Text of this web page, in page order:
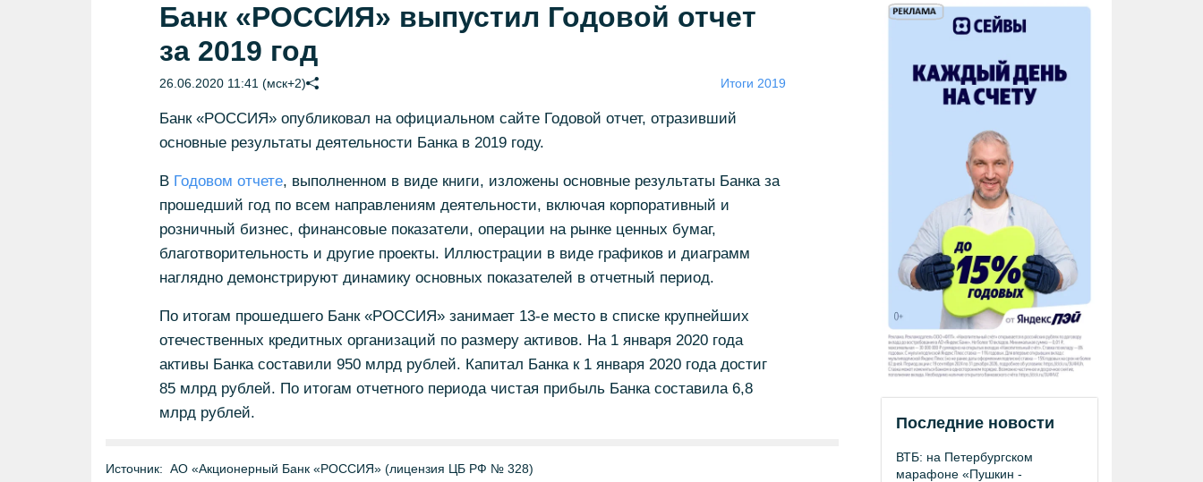
Банк «РОССИЯ» выпустил Годовой отчет
за 2019 год
26.06.2020 11:41 (мск+2) Итоги 2019
Банк «РОССИЯ» опубликовал на официальном сайте Годовой отчет, отразивший
основные результаты деятельности Банка в 2019 году.
В Годовом отчете, выполненном в виде книги, изложены основные результаты Банка за
прошедший год по всем направлениям деятельности, включая корпоративный и
розничный бизнес, финансовые показатели, операции на рынке ценных бумаг,
благотворительность и другие проекты. Иллюстрации в виде графиков и диаграмм
наглядно демонстрируют динамику основных показателей в отчетный период.
По итогам прошедшего Банк «РОССИЯ» занимает 13-е место в списке крупнейших
отечественных кредитных организаций по размеру активов. На 1 января 2020 года
активы Банка составили 950 млрд рублей. Капитал Банка к 1 января 2020 года достиг
85 млрд рублей. По итогам отчетного периода чистая прибыль Банка составила 6,8
млрд рублей.
Источник: АО «Акционерный Банк «РОССИЯ» (лицензия ЦБ РФ № 328)
Последние новости
ВТБ: на Петербургском
марафоне «Пушкин -